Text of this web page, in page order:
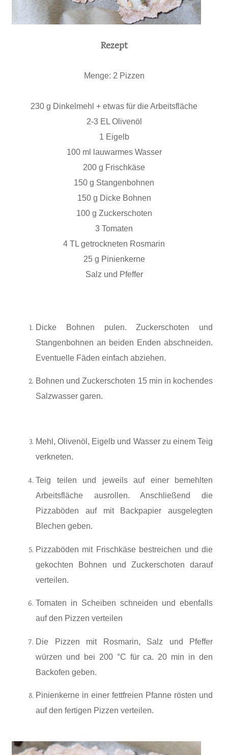
Rezept
Menge: 2 Pizzen
230 g Dinkelmehl + etwas für die Arbeitsfläche
2-3 EL Olivenöl
1 Eigelb
100 ml lauwarmes Wasser
200 g Frischkäse
150 g Stangenbohnen
150 g Dicke Bohnen
100 g Zuckerschoten
3 Tomaten
4 TL getrockneten Rosmarin
25 g Pinienkerne
Salz und Pfeffer
Dicke Bohnen pulen. Zuckerschoten und
Stangenbohnen an beiden Enden abschneiden.
Eventuelle Fäden einfach abziehen.
Bohnen und Zuckerschoten 15 min in kochendes
Salzwasser garen.
Mehl, Olivenöl, Eigelb und Wasser zu einem Teig
verkneten.
Teig teilen und jeweils auf einer bemehlten
Arbeitsfläche ausrollen. Anschließend die
Pizzaböden auf mit Backpapier ausgelegten
Blechen geben.
Pizzaböden mit Frischkäse bestreichen und die
gekochten Bohnen und Zuckerschoten darauf
verteilen.
Tomaten in Scheiben schneiden und ebenfalls
auf den Pizzen verteilen
Die Pizzen mit Rosmarin, Salz und Pfeffer
würzen und bei 200 °C für ca. 20 min in den
Backofen geben.
Pinienkerne in einer fettfreien Pfanne rösten und
auf den fertigen Pizzen verteilen.